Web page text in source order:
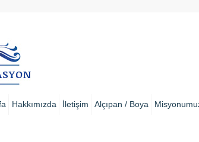
Hakkımızda İletişim Alçıpan / Boya